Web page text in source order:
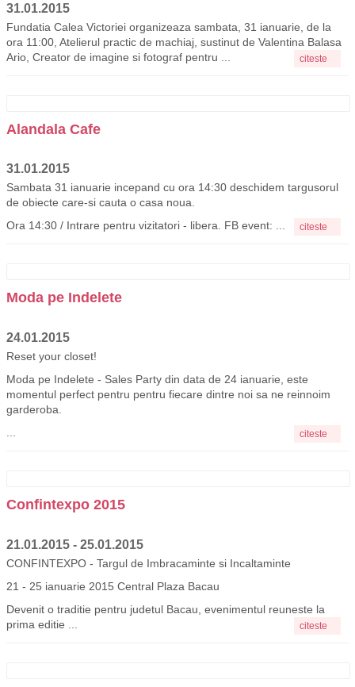
31.01.2015
Fundatia Calea Victoriei organizeaza sambata, 31 ianuarie, de la
ora 11:00, Atelierul practic de machiaj, sustinut de Valentina Balasa
Ario, Creator de imagine si fotograf pentru ...
citeste
Alandala Cafe
31.01.2015
Sambata 31 ianuarie incepand cu ora 14:30 deschidem targusorul
de obiecte care-si cauta o casa noua.
Ora 14:30 / Intrare pentru vizitatori - libera. FB event: ...
citeste
Moda pe Indelete
24.01.2015
Reset your closet!
Moda pe Indelete - Sales Party din data de 24 ianuarie, este
momentul perfect pentru pentru fiecare dintre noi sa ne reinnoim
garderoba.
citeste
Confintexpo 2015
21.01.2015 - 25.01.2015
CONFINTEXPO - Targul de Imbracaminte si Incaltaminte
21 - 25 ianuarie 2015 Central Plaza Bacau
Devenit o traditie pentru judetul Bacau, evenimentul reuneste la
prima editie ...
citeste